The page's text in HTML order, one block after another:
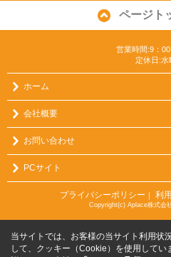
ページト
営業時間:9：
定休日:水
ホーム
会社概要
お問い合わせ
PCサイト
プライバシーポリシー ｜ 利
Copyright(c) Aplace株式会
当サイトでは、お客様の当サイト利用状
して、クッキー（Cookie）を使用してい